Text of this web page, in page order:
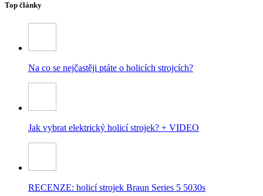
Top články
Na co se nejčastěji ptáte o holicích strojcích?
Jak vybrat elektrický holicí strojek? + VIDEO
RECENZE: holicí strojek Braun Series 5 5030s